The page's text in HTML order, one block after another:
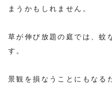
まうかもしれません。
草が伸び放題の庭では、蚊
す。
景観を損なうことにもなる